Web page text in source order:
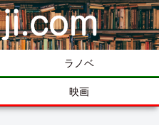
ラノベ
映画